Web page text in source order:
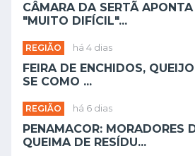
CÂMARA DA SERTÃ
"MUITO DIFÍCIL"...
REGIÃO há 4 dias
FEIRA DE ENCHIDOS,
SE COMO ...
REGIÃO há 6 dias
PENAMACOR: MORADORES
QUEIMA DE RESÍDU...